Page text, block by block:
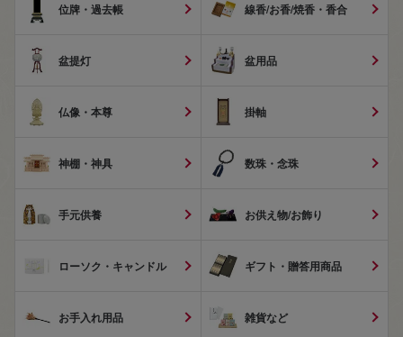
位牌・過去帳 線香/お香/焼香・香合
盆提灯 盆用品
仏像・本尊 掛軸
神棚・神具 数珠・念珠
手元供養 お供え物/お飾り
ローソク・キャンドル ギフト・贈答用商品
お手入れ用品 雑貨など